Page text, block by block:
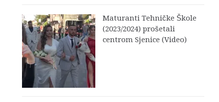
Maturanti Tehničke Škole
(2023/2024) prošetali
centrom Sjenice (Video)